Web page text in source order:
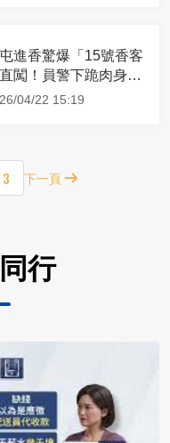
進香驚爆「15號香客
闖！員警下跪肉身擋
行人先過
04/22 15:19
3 下一頁
行